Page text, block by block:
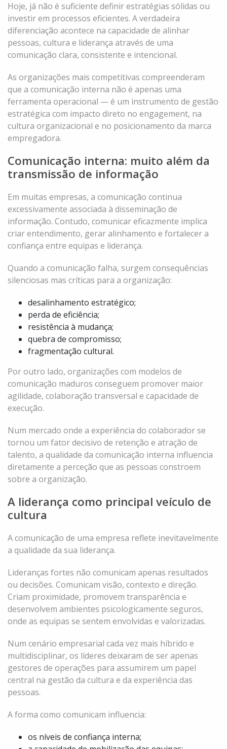
Hoje, já não é suficiente definir estratégias sólidas ou
investir em processos eficientes. A verdadeira
diferenciação acontece na capacidade de alinhar
pessoas, cultura e liderança através de uma
comunicação clara, consistente e intencional.
As organizações mais competitivas compreenderam
que a comunicação interna não é apenas uma
ferramenta operacional — é um instrumento de gestão
estratégica com impacto direto no engagement, na
cultura organizacional e no posicionamento da marca
empregadora.
Comunicação interna: muito além da
transmissão de informação
Em muitas empresas, a comunicação continua
excessivamente associada à disseminação de
informação. Contudo, comunicar eficazmente implica
criar entendimento, gerar alinhamento e fortalecer a
confiança entre equipas e liderança.
Quando a comunicação falha, surgem consequências
silenciosas mas críticas para a organização:
desalinhamento estratégico;
perda de eficiência;
resistência à mudança;
quebra de compromisso;
fragmentação cultural.
Por outro lado, organizações com modelos de
comunicação maduros conseguem promover maior
agilidade, colaboração transversal e capacidade de
execução.
Num mercado onde a experiência do colaborador se
tornou um fator decisivo de retenção e atração de
talento, a qualidade da comunicação interna influencia
diretamente a perceção que as pessoas constroem
sobre a organização.
A liderança como principal veículo de
cultura
A comunicação de uma empresa reflete inevitavelmente
a qualidade da sua liderança.
Lideranças fortes não comunicam apenas resultados
ou decisões. Comunicam visão, contexto e direção.
Criam proximidade, promovem transparência e
desenvolvem ambientes psicologicamente seguros,
onde as equipas se sentem envolvidas e valorizadas.
Num cenário empresarial cada vez mais híbrido e
multidisciplinar, os líderes deixaram de ser apenas
gestores de operações para assumirem um papel
central na gestão da cultura e da experiência das
pessoas.
A forma como comunicam influencia:
os níveis de confiança interna;